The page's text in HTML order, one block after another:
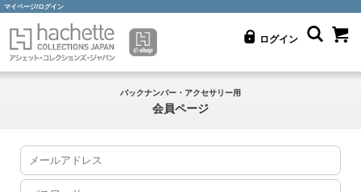
マイページ/ログイン
ログイン
バックナンバー・アクセサリー用
会員ページ